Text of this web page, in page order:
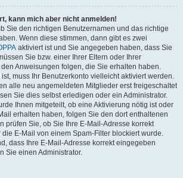
kann mich aber nicht anmelden!
Sie den richtigen Benutzernamen und das richtige
Wenn diese stimmen, dann gibt es zwei
aktiviert ist und Sie angegeben haben, dass Sie
Sie bzw. einer Ihrer Eltern oder Ihrer
Anweisungen folgen, die Sie erhalten haben.
muss Ihr Benutzerkonto vielleicht aktiviert werden.
alle neu angemeldeten Mitglieder erst freigeschaltet
Sie dies selbst erledigen oder ein Administrator.
Ihnen mitgeteilt, ob eine Aktivierung nötig ist oder
erhalten haben, folgen Sie den dort enthaltenen
prüfen Sie, ob Sie Ihre E-Mail-Adresse korrekt
E-Mail von einem Spam-Filter blockiert wurde.
dass Ihre E-Mail-Adresse korrekt eingegeben
Sie einen Administrator.